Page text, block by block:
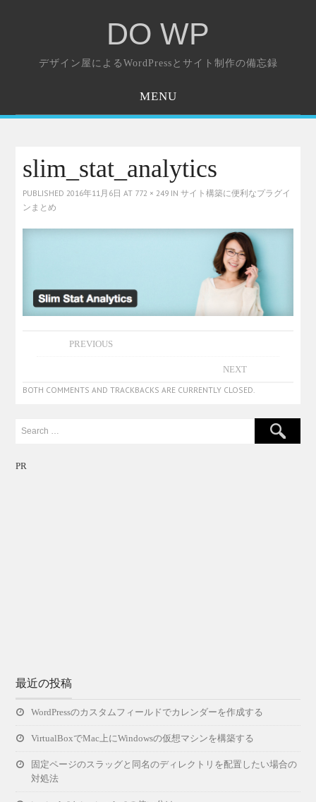
DO WP
デザイン屋によるWordPressとサイト制作の備忘録
MENU
slim_stat_analytics
PUBLISHED2016年11月6日 AT 772 × 249 INサイト構築に便利なプラグイ
ンまとめ
PREVIOUS
NEXT
BOTH COMMENTS AND TRACKBACKS ARE CURRENTLY CLOSED.
PR
最近の投稿
WordPressのカスタムフィールドでカレンダーを作成する
VirtualBoxでMac上にWindowsの仮想マシンを構築する
固定ページのスラッグと同名のディレクトリを配置したい場合の
対処法